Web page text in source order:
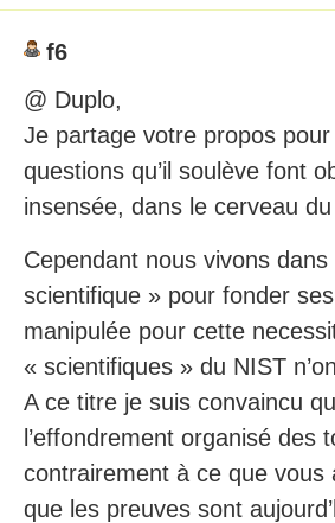
f6
@ Duplo,
Je partage votre propos
questions qu’il soulève font
insensée, dans le cerveau
Cependant nous vivons
scientifique » pour fonder
manipulée pour cette
« scientifiques » du NIST
A ce titre je suis convaincu
l’effondrement organisé
contrairement à ce que vous
que les preuves sont